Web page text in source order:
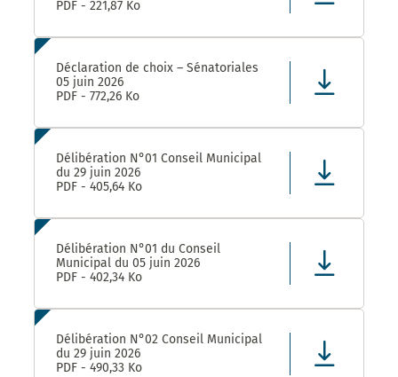
PDF - 221,87 Ko
Déclaration de choix – Sénatoriales
05 juin 2026
PDF - 772,26 Ko
Délibération N°01 Conseil Municipal
du 29 juin 2026
PDF - 405,64 Ko
Délibération N°01 du Conseil
Municipal du 05 juin 2026
PDF - 402,34 Ko
Délibération N°02 Conseil Municipal
du 29 juin 2026
PDF - 490,33 Ko